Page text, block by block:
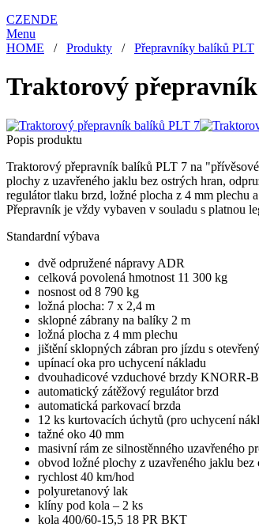
CZENDE
Menu
HOME / Produkty / Přepravníky balíků PLT
Traktorový
Popis produktu
Traktorový přepravník balíků PLT 7 na
plochy z uzavřeného jaklu bez ostrých hran,
regulátor tlaku brzd, ložné plocha z 4 mm plechu
Přepravník je vždy vybaven v souladu s platnou
Standardní výbava
dvě odpružené nápravy ADR
celková povolená hmotnost 11 300 kg
nosnost od 8 790 kg
ložná plocha: 7 x 2,4 m
sklopné zábrany na balíky 2 m
ložná plocha z 4 mm plechu
jištění sklopných zábran pro jízdu s
upínací oka pro uchycení nákladu
dvouhadicové vzduchové brzdy KNORR-
automatický zátěžový regulátor brzd
automatická parkovací brzda
12 ks kurtovacích úchytů (pro uchycení
tažné oko 40 mm
masivní rám ze silnostěnného uzavřeného
obvod ložné plochy z uzavřeného jaklu bez
rychlost 40 km/hod
polyuretanový lak
klíny pod kola – 2 ks
kola 400/60-15,5 18 PR BKT